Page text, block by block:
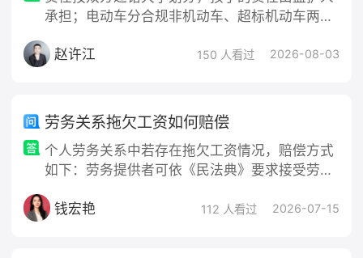
承担；电动车分合规非机动车、超标机动车两类
终依据。
赵许江 150 人看过 2026-08-03
劳务关系拖欠工资如何赔偿
个人劳务关系中若存在拖欠工资情况，赔偿方式
如下：劳务提供者可依《民法典》要求接受劳务
报价利率），有违约约定的按约定执行。追讨时
钱宏艳 112 人看过 2026-07-15